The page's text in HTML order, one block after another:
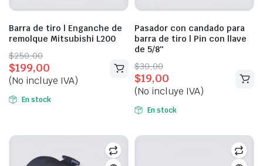
Barra de tiro | Enganche de
remolque Mitsubishi L200
$250,00
Original
price
was:
$250,00.
$199,00
Current
price
is:
$199,00.
(No incluye IVA)
En stock
Pasador con candado para
barra de tiro | Pin con llave
de 5/8″
$30,00
Original
price
was:
$30,00.
$19,00
Current
price
is:
$19,00.
(No incluye IVA)
En stock